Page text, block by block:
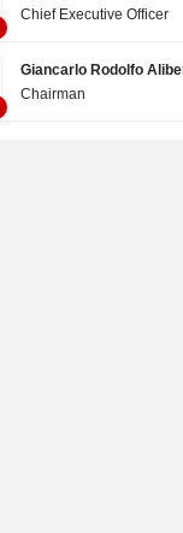
Chief Executive Officer
Giancarlo Rodolfo
Chairman